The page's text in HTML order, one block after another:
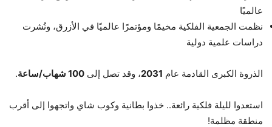
عالميًا
نظمت الجمعية الفلكية مخيمًا ومؤتمرًا عالميًا في الأزرق، ونُشرت
دراسات علمية دولية
الذروة الكبرى القادمة عام 2031، وقد تصل إلى 100 شهاب/ساعة .
استعدوا لليلة فلكية رائعة.. خذوا بطانية وكوب شاي واتجهوا إلى أقرب
منطقة مظلمة!